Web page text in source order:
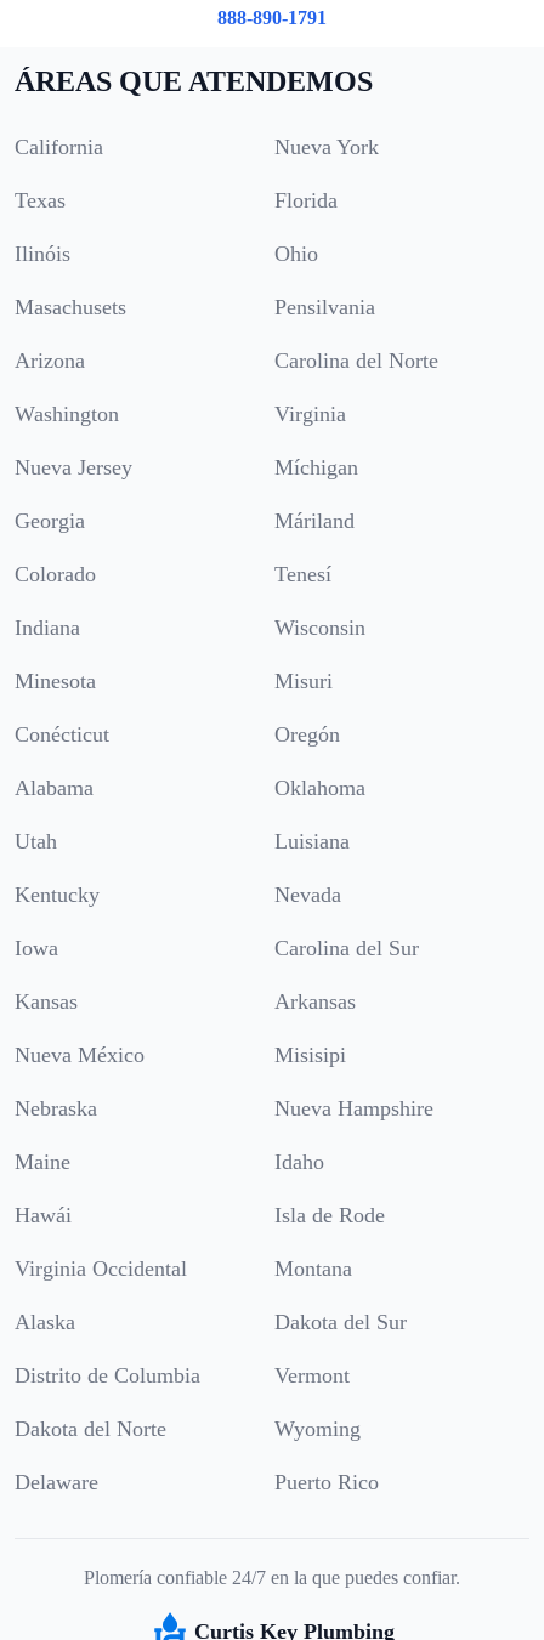
888-890-1791
ÁREAS QUE ATENDEMOS
California Nueva York
Texas Florida
Ilinóis Ohio
Masachusets Pensilvania
Arizona Carolina del Norte
Washington Virginia
Nueva Jersey Míchigan
Georgia Máriland
Colorado Tenesí
Indiana Wisconsin
Minesota Misuri
Conécticut Oregón
Alabama Oklahoma
Utah Luisiana
Kentucky Nevada
Iowa Carolina del Sur
Kansas Arkansas
Nueva México Misisipi
Nebraska Nueva Hampshire
Maine Idaho
Hawái Isla de Rode
Virginia Occidental Montana
Alaska Dakota del Sur
Distrito de Columbia Vermont
Dakota del Norte Wyoming
Delaware Puerto Rico
Plomería confiable 24/7 en la que puedes confiar.
Curtis Key Plumbing